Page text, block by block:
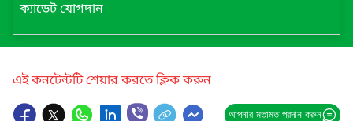
ক্যাডেট যোগদান
এই কনটেন্টটি শেয়ার করতে ক্লিক করুন
আপনার মতামত প্রদান করুন